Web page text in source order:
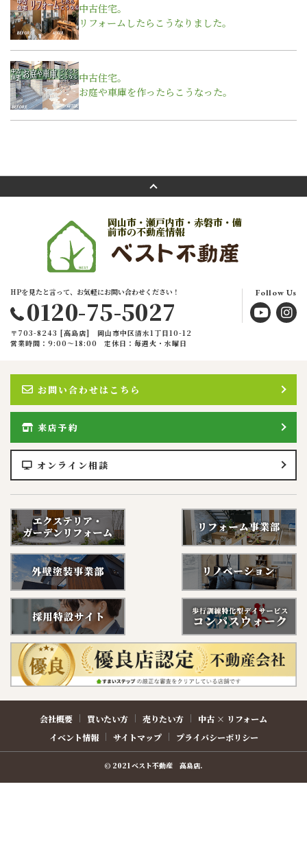
中古住宅。
リフォームしたらこうなりました。
中古住宅。
お庭や車庫を作ったらこうなった。
岡山市・瀬戸内市・赤磐市・備
前市の不動産情報
HPを見たと言って、お気軽にお問い合わせください！
0120-75-5027
Follow Us
〒703-8243 [高島店] 岡山市中区清水1丁目10-12
営業時間：9:00〜18:00
定休日：毎週火・水曜日
お問い合わせはこちら
来店予約
オンライン相談
会社概要 買いたい方 売りたい方
中古 × リフォーム
イベント情報
サイトマップ プライバシーポリシー
© 2021 ベスト不動産 高島店.